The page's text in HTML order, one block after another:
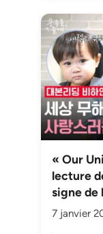
« Our
lecture
signe de
7 janvier